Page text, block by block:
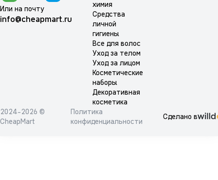
Или на почту
info@cheapmart.ru
химия
Средства
личной
гигиены
Все для волос
Уход за телом
Уход за лицом
Косметические
наборы
Декоративная
косметика
2024-2026 ©
CheapMart
Политика
конфиденциальности
Сделано в